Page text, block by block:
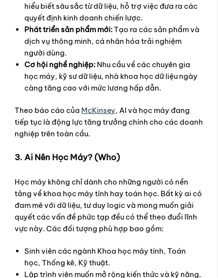
hiểu biết sâu sắc từ dữ liệu, hỗ trợ việc đưa ra các
quyết định kinh doanh chiến lược.
Phát triển sản phẩm mới:Tạo ra các sản phẩm và
dịch vụ thông minh, cá nhân hóa trải nghiệm
người dùng.
Cơ hội nghề nghiệp: Nhu cầu về các chuyên gia
học máy, kỹ sư dữ liệu, nhà khoa học dữ liệu ngày
càng tăng cao với mức lương hấp dẫn.
Theo báo cáo của McKinsey, AI và học máy đang
tiếp tục là động lực tăng trưởng chính cho các doanh
nghiệp trên toàn cầu.
3. Ai Nên Học Máy? (Who)
Học máy không chỉ dành cho những người có nền
tảng về khoa học máy tính hay toán học. Bất kỳ ai có
đam mê với dữ liệu, tư duy logic và mong muốn giải
quyết các vấn đề phức tạp đều có thể theo đuổi lĩnh
vực này. Các đối tượng phù hợp bao gồm:
Sinh viên các ngành Khoa học máy tính, Toán
học, Thống kê, Kỹ thuật.
Lập trình viên muốn mở rộng kiến thức và kỹ năng.